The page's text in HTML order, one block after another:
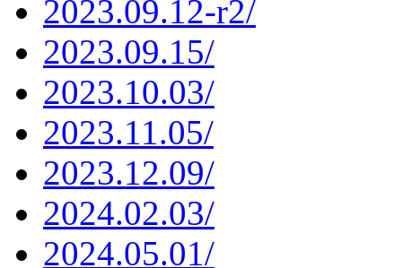
2023.09.12-r2/
2023.09.15/
2023.10.03/
2023.11.05/
2023.12.09/
2024.02.03/
2024.05.01/